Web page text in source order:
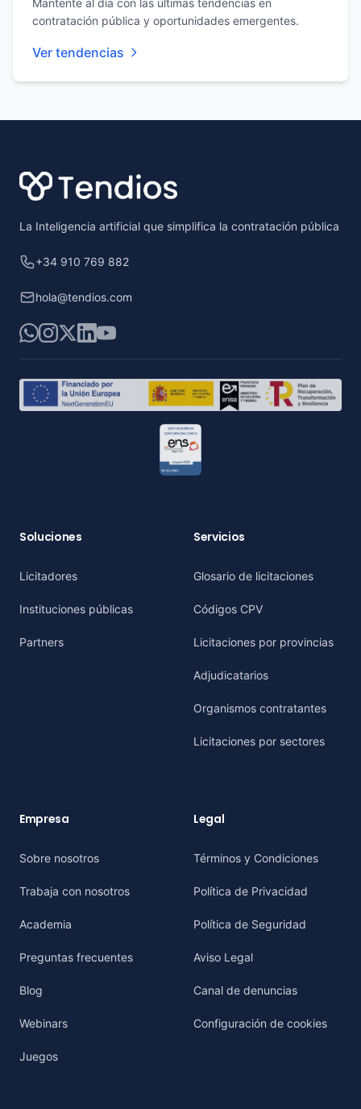
Mantente al día con las últimas tendencias en
contratación pública y oportunidades emergentes.
Ver tendencias
La Inteligencia artificial que simplifica la contratación pública
+34 910 769 882
hola@tendios.com
WhatsApp
Instagram
X LinkedIn
YouTube
Soluciones
Licitadores
Instituciones públicas
Partners
Servicios
Glosario de licitaciones
Códigos CPV
Licitaciones por provincias
Adjudicatarios
Organismos contratantes
Licitaciones por sectores
Empresa
Sobre nosotros
Trabaja con nosotros
Academia
Preguntas frecuentes
Blog
Webinars
Juegos
Legal
Términos y Condiciones
Política de Privacidad
Política de Seguridad
Aviso Legal
Canal de denuncias
Configuración de cookies